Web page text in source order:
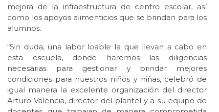
mejora de la infraestructura de centro escolar, así
como los apoyos alimenticios que se brindan para los
alumnos.
“Sin duda, una labor loable la que llevan a cabo en
esta escuela, donde haremos las diligencias
necesarias para gestionar y brindar mejores
condiciones para nuestros niños y niñas, celebró de
igual manera la excelente organización del director
Arturo Valencia, director del plantel y a su equipo de